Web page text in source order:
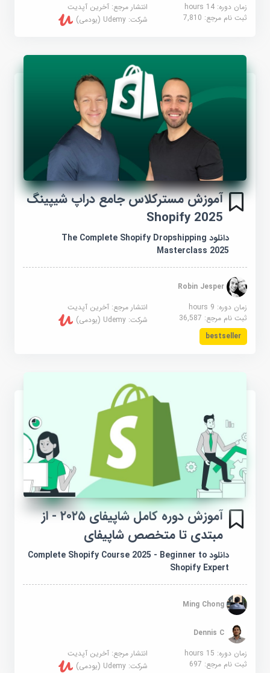
زمان دوره: 14 hours
انتشار مرجع:آخرین آپدیت
ثبت نام مرجع:7,810 شرکت:Udemy (یودمی)
آموزش مسترکلاس جامع دراپ شیپینگ
Shopify 2025
دانلود The Complete Shopify Dropshipping
Masterclass 2025
Robin Jesper
زمان دوره: 9 hours
انتشار مرجع:آخرین آپدیت
ثبت نام مرجع:36,587 شرکت:Udemy (یودمی)
bestseller
آموزش دوره کامل شاپیفای ۲۰۲۵ - از
مبتدی تا متخصص شاپیفای
دانلود Complete Shopify Course 2025 - Beginner to
Shopify Expert
Ming Chong
Dennis C
زمان دوره: 15 hours
انتشار مرجع:آخرین آپدیت
ثبت نام مرجع:697 شرکت:Udemy (یودمی)